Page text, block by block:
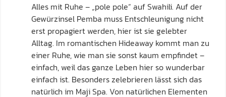
Alles mit Ruhe – „pole pole“ auf Swahili. Auf der
Gewürzinsel Pemba muss Entschleunigung nicht
erst propagiert werden, hier ist sie gelebter
Alltag. Im romantischen Hideaway kommt man zu
einer Ruhe, wie man sie sonst kaum empfindet –
einfach, weil das ganze Leben hier so wunderbar
einfach ist. Besonders zelebrieren lässt sich das
natürlich im Maji Spa. Von natürlichen Elementen